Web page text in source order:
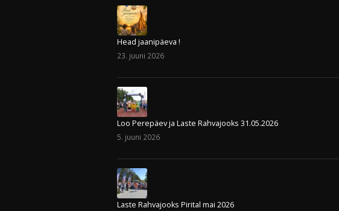
Head jaanipäeva !
23. juuni 2026
Loo Perepäev ja Laste Rahvajooks 31.05.2026
5. juuni 2026
Laste Rahvajooks Pirital mai 2026